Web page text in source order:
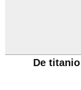
De titanio